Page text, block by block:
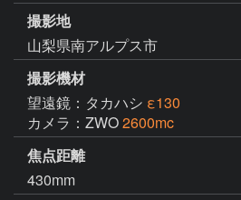
撮影地
山梨県南アルプス市
撮影機材
望遠鏡：タカハシ ε130
カメラ：ZWO2600mc
焦点距離
430mm